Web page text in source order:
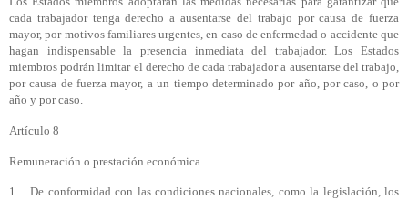
cada trabajador tenga derecho a ausentarse del trabajo por causa de fuerza
mayor, por motivos familiares urgentes, en caso de enfermedad o accidente que
hagan indispensable la presencia inmediata del trabajador. Los Estados
miembros podrán limitar el derecho de cada trabajador a ausentarse del trabajo,
por causa de fuerza mayor, a un tiempo determinado por año, por caso, o por
año y por caso.
Artículo 8
Remuneración o prestación económica
1. De conformidad con las condiciones nacionales, como la legislación, los